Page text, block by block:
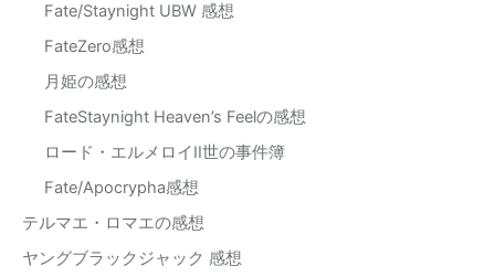
Fate/Staynight UBW 感想
FateZero感想
月姫の感想
FateStaynight Heaven’s Feelの感想
ロード・エルメロイII世の事件簿
Fate/Apocrypha感想
テルマエ・ロマエの感想
ヤングブラックジャック 感想